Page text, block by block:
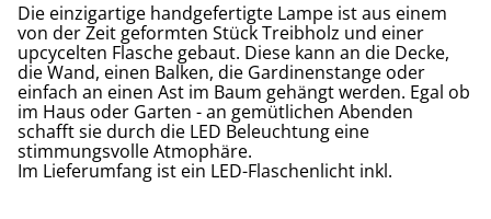
Die einzigartige handgefertigte Lampe ist aus einem
von der Zeit geformten Stück Treibholz und einer
upcycelten Flasche gebaut. Diese kann an die Decke,
die Wand, einen Balken, die Gardinenstange oder
einfach an einen Ast im Baum gehängt werden. Egal ob
im Haus oder Garten - an gemütlichen Abenden
schafft sie durch die LED Beleuchtung eine
stimmungsvolle Atmophäre.
Im Lieferumfang ist ein LED-Flaschenlicht inkl.